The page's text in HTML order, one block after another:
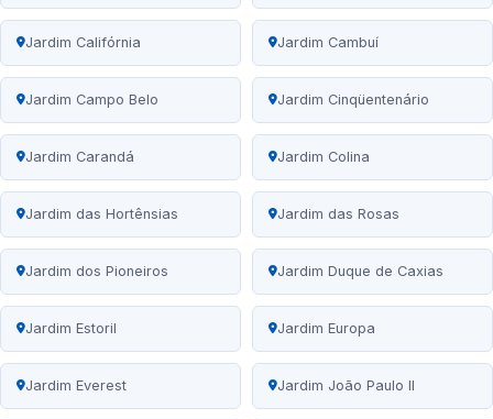
Jardim Califórnia Jardim Cambuí
Jardim Campo Belo Jardim Cinqüentenário
Jardim Carandá Jardim Colina
Jardim das Hortênsias Jardim das Rosas
Jardim dos Pioneiros Jardim Duque de Caxias
Jardim Estoril Jardim Europa
Jardim Everest Jardim João Paulo II